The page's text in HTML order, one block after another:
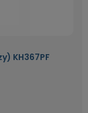
KH367PF